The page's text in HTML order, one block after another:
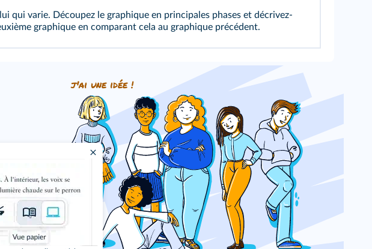
qui varie. Découpez le graphique en principales phases et décrivez-
graphique en comparant cela au graphique précédent.
j'ai une idée !